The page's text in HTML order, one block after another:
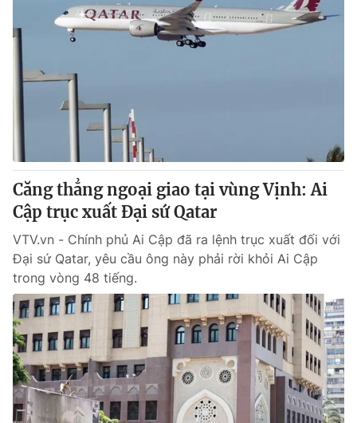
Giải sao mai
Làm đẹp
Chất lượng cuộc sống
Tuyển sinh
Công nghệ
Hitech Công nghệ tương lai
Sản phẩm
Thị trường
Tư vấn
Giao lưu trực tuyến
Lịch phát sóng
Chuyên mục khác
Emagazine Podcast
Photo Infographic
Video Shorts video
VTV Money VTV Thể thao
VTV Sức khoẻ Bất động sản
Căng thẳng ngoại giao tại vùng Vịnh: Ai
Cập trục xuất Đại sứ Qatar
VTV.vn - Chính phủ Ai Cập đã ra lệnh trục xuất đối với
Đại sứ Qatar, yêu cầu ông này phải rời khỏi Ai Cập
trong vòng 48 tiếng.